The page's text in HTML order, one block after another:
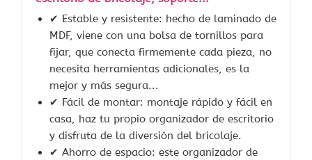
✔ Estable y resistente: hecho de laminado de
MDF, viene con una bolsa de tornillos para
fijar, que conecta firmemente cada pieza, no
necesita herramientas adicionales, es la
mejor y más segura...
✔ Fácil de montar: montaje rápido y fácil en
casa, haz tu propio organizador de escritorio
y disfruta de la diversión del bricolaje.
✔ Ahorro de espacio: este organizador de